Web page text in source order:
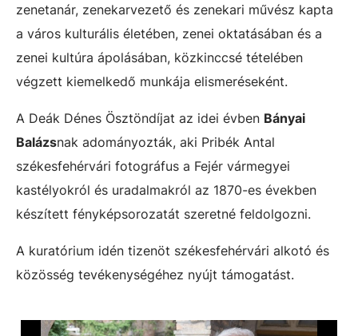
zenetanár, zenekarvezető és zenekari művész kapta
a város kulturális életében, zenei oktatásában és a
zenei kultúra ápolásában, közkinccsé tételében
végzett kiemelkedő munkája elismeréseként.
A Deák Dénes Ösztöndíjat az idei évben Bányai
Balázsnak adományozták, aki Pribék Antal
székesfehérvári fotográfus a Fejér vármegyei
kastélyokról és uradalmakról az 1870-es években
készített fényképsorozatát szeretné feldolgozni.
A kuratórium idén tizenöt székesfehérvári alkotó és
közösség tevékenységéhez nyújt támogatást.